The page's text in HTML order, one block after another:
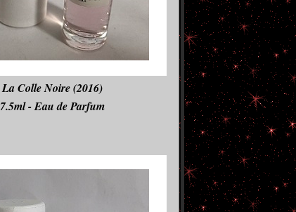
La Colle Noire (2016)
7.5ml - Eau de Parfum